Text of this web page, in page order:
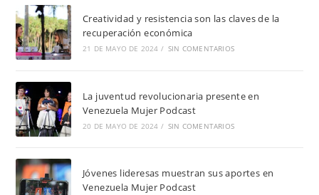
Creatividad y resistencia son las claves de la
recuperación económica
21 DE MAYO DE 2024 / SIN COMENTARIOS
La juventud revolucionaria presente en
Venezuela Mujer Podcast
20 DE MAYO DE 2024 / SIN COMENTARIOS
Jóvenes lideresas muestran sus aportes en
Venezuela Mujer Podcast